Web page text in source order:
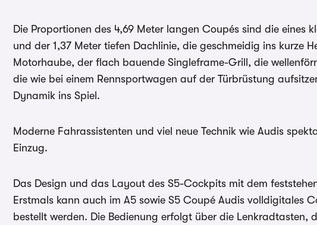
Die Proportionen des 4,69 Meter langen Coupés sind die eines
und der 1,37 Meter tiefen Dachlinie, die geschmeidig ins kurze
Motorhaube, der flach bauende Singleframe-Grill, die
die wie bei einem Rennsportwagen auf der Türbrüstung
Dynamik ins Spiel.
Moderne Fahrassistenten und viel neue Technik wie Audis
Einzug.
Das Design und das Layout des S5-Cockpits mit dem
Erstmals kann auch im A5 sowie S5 Coupé Audis volldigitales
bestellt werden. Die Bedienung erfolgt über die Lenkradtasten,